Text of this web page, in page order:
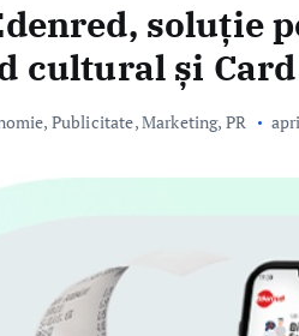
soluție
cultural și
, Publicitate, Marketing, PR